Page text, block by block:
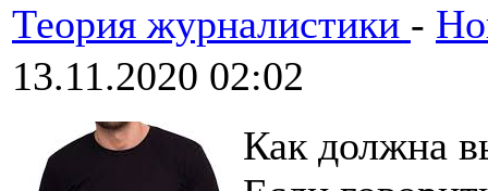
Теория журналистики -
13.11.2020 02:02
Как должна